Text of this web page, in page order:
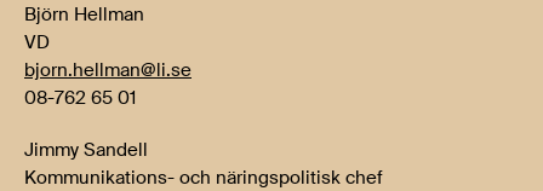
Björn Hellman
VD
bjorn.hellman@li.se
08-762 65 01
Jimmy Sandell
Kommunikations- och näringspolitisk chef